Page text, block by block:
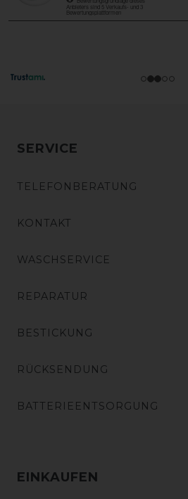
SERVICE
TELEFONBERATUNG
KONTAKT
WASCHSERVICE
REPARATUR
BESTICKUNG
RÜCKSENDUNG
BATTERIEENTSORGUNG
EINKAUFEN